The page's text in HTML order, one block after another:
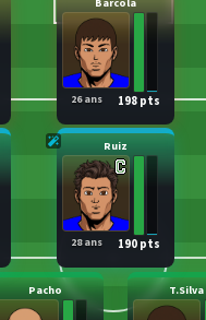
Pacho T.Silva
Ruiz
190 pts
28 ans
198 pts
26 ans